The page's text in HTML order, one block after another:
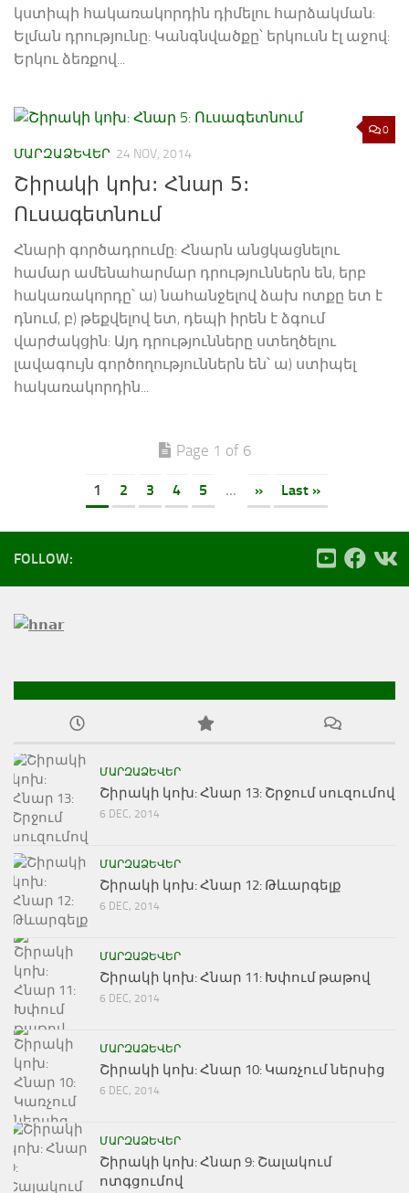
կստիպի հակառակորդին դիմելու հարձակման:
Ելման դրությունը: Կանգնվածքը՝ երկուսն էլ աջով:
Երկու ձեռքով...
0
ՄԱՐԶԱՁԵՎԵՐ 24 NOV, 2014
Շիրակի կոխ: Հնար 5:
Ուսագետնում
Հնարի գործադրումը: Հնարն անցկացնելու
համար ամենահարմար դրություններն են, երբ
հակառակորդը՝ ա) նահանջելով ձախ ոտքը ետ է
դնում, բ) թեքվելով ետ, դեպի իրեն է ձգում
վարժակցին: Այդ դրությունները ստեղծելու
լավագույն գործողություններն են՝ ա) ստիպել
հակառակորդին...
Page 1 of 6
1 2 3 4 5 ... » Last »
FOLLOW:
ՄԱՐԶԱՁԵՎԵՐ
Շիրակի կոխ: Հնար 13: Շրջում սուզումով
6 DEC, 2014
ՄԱՐԶԱՁԵՎԵՐ
Շիրակի կոխ: Հնար 12: Թևարգելք
6 DEC, 2014
ՄԱՐԶԱՁԵՎԵՐ
Շիրակի կոխ: Հնար 11: Խփում թաթով
6 DEC, 2014
ՄԱՐԶԱՁԵՎԵՐ
Շիրակի կոխ: Հնար 10: Կառչում ներսից
6 DEC, 2014
ՄԱՐԶԱՁԵՎԵՐ
Շիրակի կոխ: Հնար 9: Շալակում
ոտգցումով